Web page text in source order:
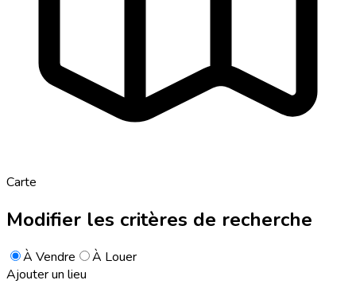
Carte
Modifier les critères de recherche
À Vendre
À Louer
Ajouter un lieu